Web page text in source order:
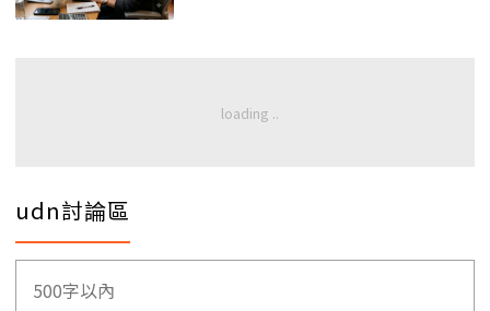
udn討論區